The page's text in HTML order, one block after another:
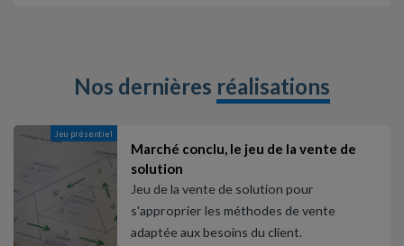
Nos dernières réalisations
Jeu présentiel
Marché conclu, le jeu de la vente de
solution
Jeu de la vente de solution pour
s'approprier les méthodes de vente
adaptée aux besoins du client.